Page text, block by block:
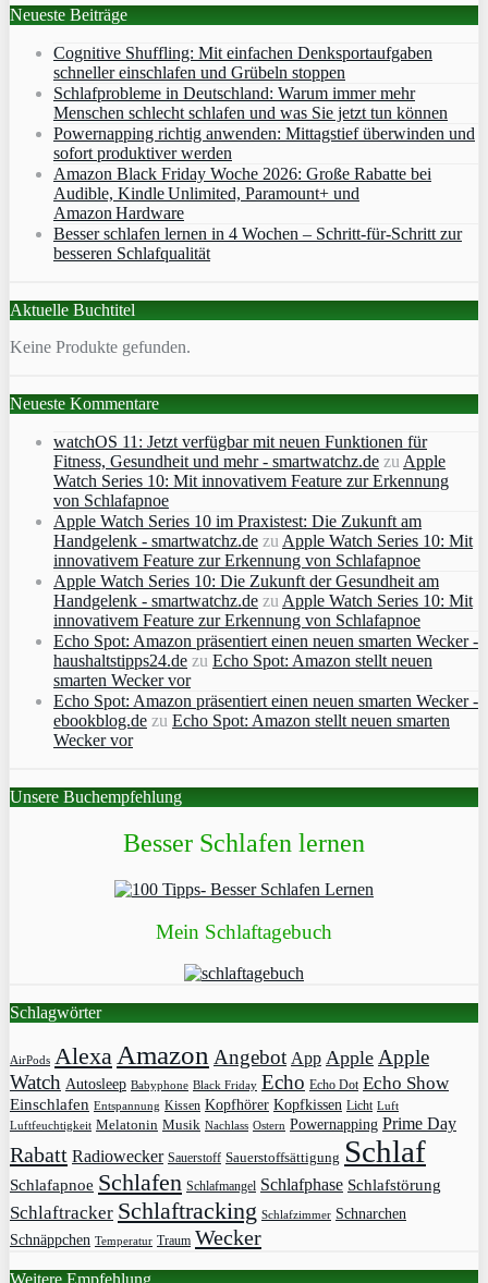
Neueste Beiträge
Cognitive Shuffling: Mit einfachen Denksportaufgaben
schneller einschlafen und Grübeln stoppen
Schlafprobleme in Deutschland: Warum immer mehr
Menschen schlecht schlafen und was Sie jetzt tun können
Powernapping richtig anwenden: Mittagstief überwinden und
sofort produktiver werden
Amazon Black Friday Woche 2026: Große Rabatte bei
Audible, Kindle Unlimited, Paramount+ und
Amazon Hardware
Besser schlafen lernen in 4 Wochen – Schritt‑für‑Schritt zur
besseren Schlafqualität
Aktuelle Buchtitel
Keine Produkte gefunden.
Neueste Kommentare
watchOS 11: Jetzt verfügbar mit neuen Funktionen für
Fitness, Gesundheit und mehr - smartwatchz.de zu Apple
Watch Series 10: Mit innovativem Feature zur Erkennung
von Schlafapnoe
Apple Watch Series 10 im Praxistest: Die Zukunft am
Handgelenk - smartwatchz.de zu Apple Watch Series 10: Mit
innovativem Feature zur Erkennung von Schlafapnoe
Apple Watch Series 10: Die Zukunft der Gesundheit am
Handgelenk - smartwatchz.de zu Apple Watch Series 10: Mit
innovativem Feature zur Erkennung von Schlafapnoe
Echo Spot: Amazon präsentiert einen neuen smarten Wecker -
haushaltstipps24.de zu Echo Spot: Amazon stellt neuen
smarten Wecker vor
Echo Spot: Amazon präsentiert einen neuen smarten Wecker -
ebookblog.de zu Echo Spot: Amazon stellt neuen smarten
Wecker vor
Unsere Buchempfehlung
Besser Schlafen lernen
Mein Schlaftagebuch
Schlagwörter
AirPods AlexaAmazon Angebot App Apple Apple
Watch Autosleep Babyphone Black Friday Echo Echo Dot Echo Show
Einschlafen Entspannung Kissen Kopfhörer Kopfkissen Licht Luft
Luftfeuchtigkeit Melatonin Musik Nachlass Ostern Powernapping Prime Day
Rabatt Radiowecker Sauerstoff Sauerstoffsättigung Schlaf
Schlafapnoe Schlafen Schlafmangel Schlafphase Schlafstörung
Schlaftracker Schlaftracking Schlafzimmer Schnarchen
Schnäppchen Temperatur Traum Wecker